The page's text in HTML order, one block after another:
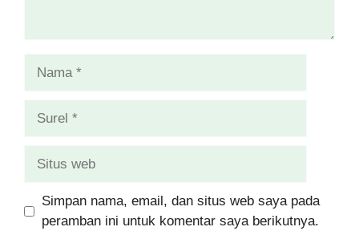
Simpan nama, email, dan situs web saya pada
peramban ini untuk komentar saya berikutnya.